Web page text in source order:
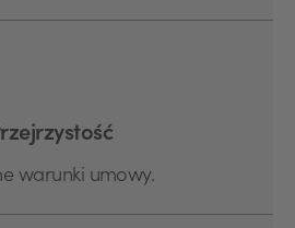
warunki umowy.